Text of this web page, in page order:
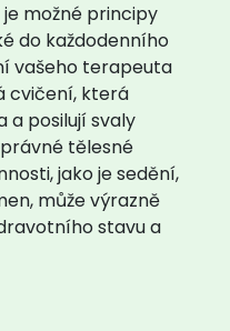
možné principy
do každodenního
vašeho terapeuta
cvičení, která
a posilují svaly
tělesné
jako je sedění,
může výrazně
stavu a